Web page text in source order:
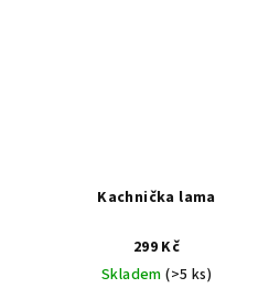
Kachnička lama
299 Kč
Skladem(>5 ks)